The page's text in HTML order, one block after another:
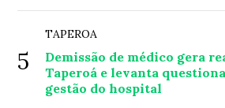
5
TAPEROA
Demissão de médico gera
Taperoá e levanta
gestão do hospital